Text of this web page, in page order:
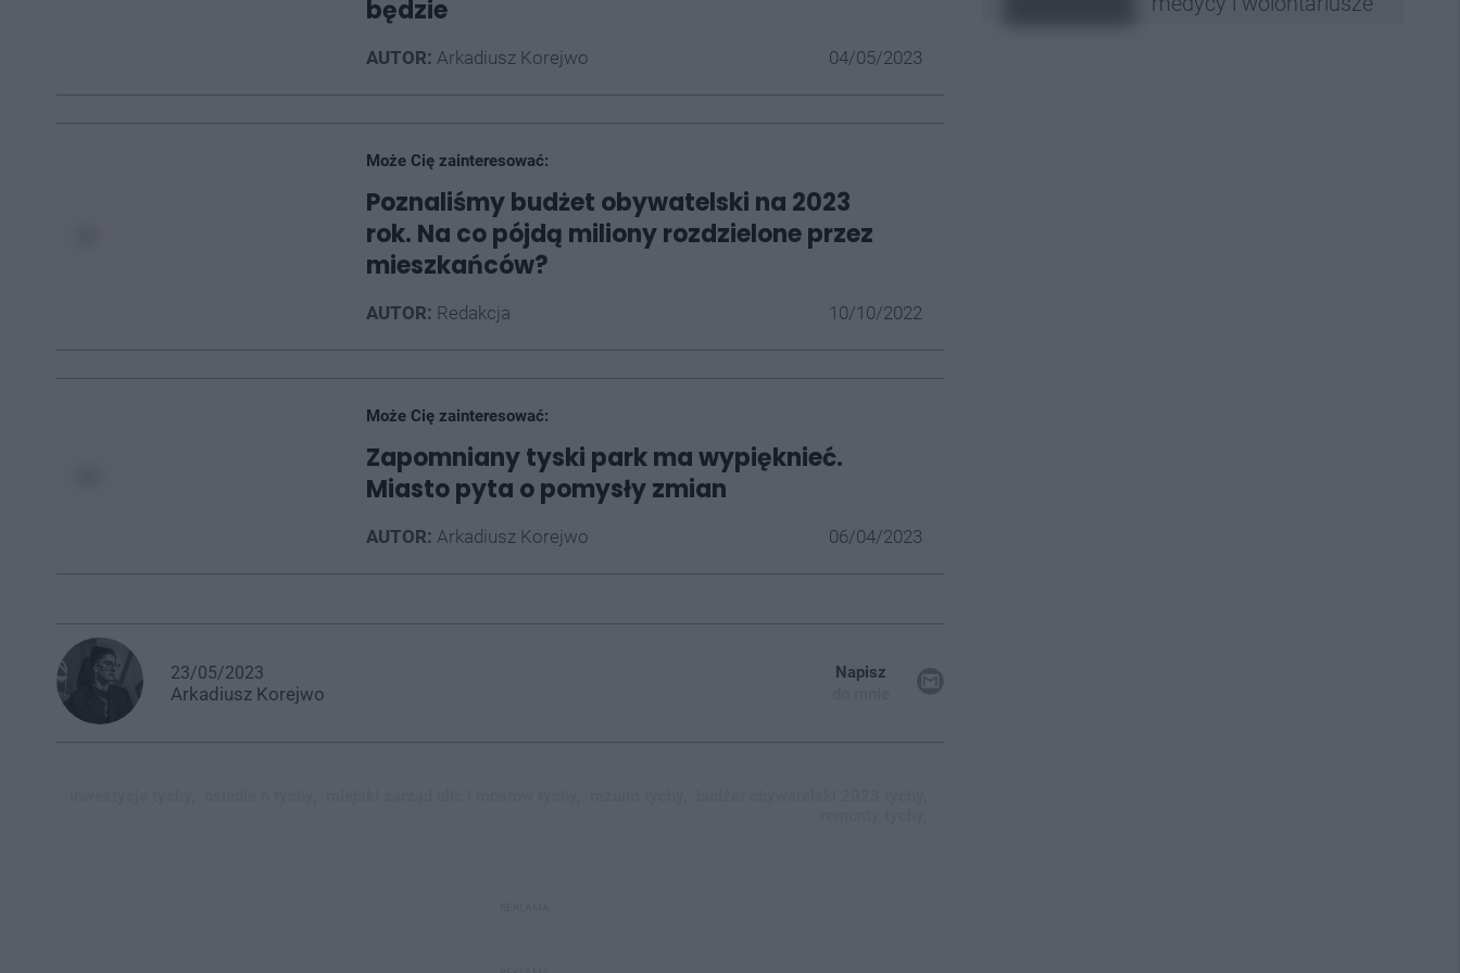
będzie
AUTOR: Arkadiusz Korejwo 04/05/2023
Może Cię zainteresować:
Poznaliśmy budżet obywatelski na 2023
rok. Na co pójdą miliony rozdzielone przez
mieszkańców?
AUTOR: Redakcja 10/10/2022
Może Cię zainteresować:
Zapomniany tyski park ma wypięknieć.
Miasto pyta o pomysły zmian
AUTOR: Arkadiusz Korejwo 06/04/2023
23/05/2023
Arkadiusz Korejwo
Napisz